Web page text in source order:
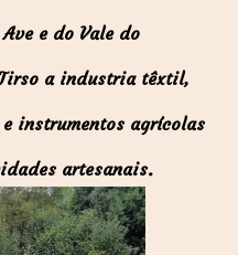
e do Vale do
a industria têxtil,
instrumentos agrícolas
artesanais.